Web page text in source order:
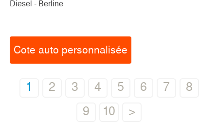
Diesel - Berline
Cote auto personnalisée
1 2 3 4 5 6 7
8
9
10 >